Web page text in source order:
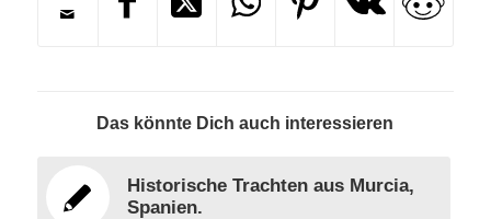
Das könnte Dich auch interessieren
Historische Trachten aus Murcia,
Spanien.